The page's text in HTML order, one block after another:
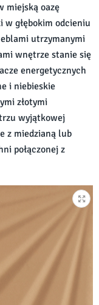
miejską oazę
w głębokim odcieniu
utrzymanymi
wnętrze stanie się
energetycznych
i niebieskie
złotymi
wyjątkowej
z miedzianą lub
połączonej z